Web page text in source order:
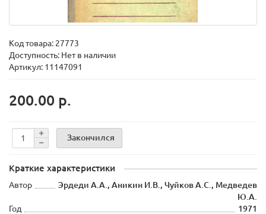
Код товара: 27773
Доступность: Нет в наличии
Артикул: 11147091
200.00 р.
Закончился
Краткие характеристики
Автор
Эрдеди А.А., Аникин И.В., Чуйков А.С., Медведев
Ю.А.
Год
1971